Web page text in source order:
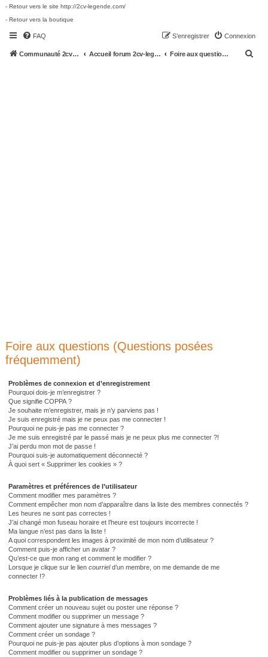
- Retour vers le site http://2cv-legende.com/
- Retour vers la boutique
FAQ Connexion
S’enregistrer
Communauté 2cv-legende.com Accueil forum 2cv-legende.com Foire aux questions (Questions posées fréquemment)
Foire aux questions (Questions posées
fréquemment)
Problèmes de connexion et d’enregistrement
Pourquoi dois-je m’enregistrer ?
Que signifie COPPA ?
Je souhaite m’enregistrer, mais je n’y parviens pas !
Je suis enregistré mais je ne peux pas me connecter !
Pourquoi ne puis-je pas me connecter ?
Je me suis enregistré par le passé mais je ne peux plus me connecter ?!
J’ai perdu mon mot de passe !
Pourquoi suis-je automatiquement déconnecté ?
À quoi sert « Supprimer les cookies » ?
Paramètres et préférences de l’utilisateur
Comment modifier mes paramètres ?
Comment empêcher mon nom d’apparaître dans la liste des membres connectés ?
Les heures ne sont pas correctes !
J’ai changé mon fuseau horaire et l’heure est toujours incorrecte !
Ma langue n’est pas dans la liste !
A quoi correspondent les images à proximité de mon nom d’utilisateur ?
Comment puis-je afficher un avatar ?
Qu’est-ce que mon rang et comment le modifier ?
Lorsque je clique sur le lien courrield’un membre, on me demande de me
connecter !?
Problèmes liés à la publication de messages
Comment créer un nouveau sujet ou poster une réponse ?
Comment modifier ou supprimer un message ?
Comment ajouter une signature à mes messages ?
Comment créer un sondage ?
Pourquoi ne puis-je pas ajouter plus d’options à mon sondage ?
Comment modifier ou supprimer un sondage ?